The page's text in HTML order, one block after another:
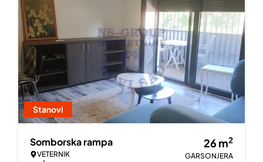
Stanovi
Somborska rampa
VETERNIK
26 m2
GARSONJERA